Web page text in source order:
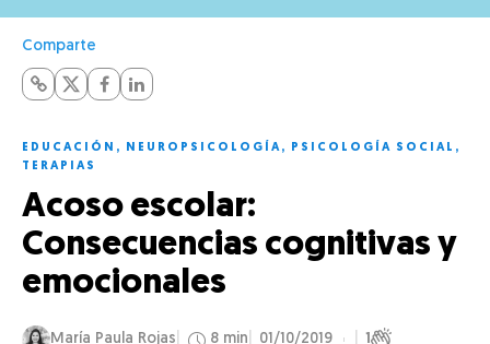
Comparte
EDUCACIÓN , NEUROPSICOLOGÍA, PSICOLOGÍA SOCIAL ,
TERAPIAS
Acoso escolar:
Consecuencias cognitivas y
emocionales
María Paula Rojas 8 min 01/10/2019 1